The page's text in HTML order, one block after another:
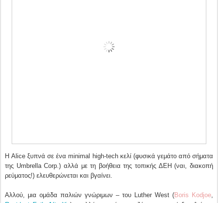
Η Alice ξυπνά σε ένα minimal high-tech κελί (φυσικά γεμάτο από σήματα
της Umbrella Corp.) αλλά με τη βοήθεια της τοπικής ΔΕΗ (ναι, διακοπή
ρεύματος!) ελευθερώνεται και βγαίνει.
Αλλού, μια ομάδα παλιών γνώριμων – του Luther West (Boris Kodjoe